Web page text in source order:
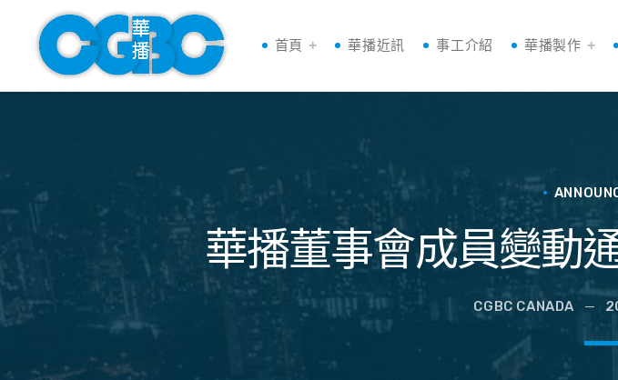
首頁 華播近訊 事工介紹 華播製作
華播董事會成員變動
CGBC CANADA